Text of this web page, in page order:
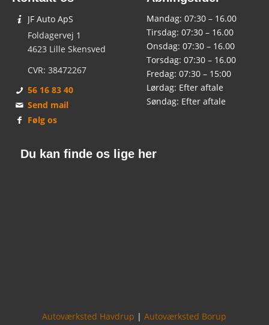
JF Auto ApS
Foldagervej 1
4623 Lille Skensved
CVR: 38472267
56 16 83 40
Send mail
Følg os
Mandag: 07:30 – 16.00
Tirsdag: 07:30 – 16.00
Onsdag: 07:30 – 16.00
Torsdag: 07:30 – 16.00
Fredag: 07:30 – 15:00
Lørdag: Efter aftale
Søndag: Efter aftale
Du kan finde os lige her
Autoværksted Havdrup |Autoværksted Borup